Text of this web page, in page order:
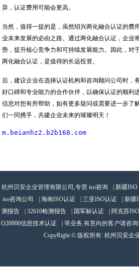
异，认证费用可能会更高。
当然，值得一提的是，虽然绍兴两化融合认证的费
业未来发展的必由之路。通过两化融合认证，企
势，提升核心竞争力和可持续发展能力。因此，对
两化融合认证，是值得的长远投资。
后，建议企业在选择认证机构和咨询顾问公司时，
好口碑和专业能力的合作伙伴，以确保认证的顺利
信息对您有所帮助，如有更多疑问或需要进一步了
们一同携手，共建企业未来的璀璨明天！
m.beianhz2.b2b168.com
杭州贝安企业管理有限公司,专营 iso咨询 新疆ISO
iso咨询公司
海南ISO认证 三亚ISO认证 新疆
测报告
32610检测报告 国军标认证 阿克苏
O20000信息技术认证
| 等业务,有意向的客户请咨
CopyRight © 版权所有: 杭州贝安企